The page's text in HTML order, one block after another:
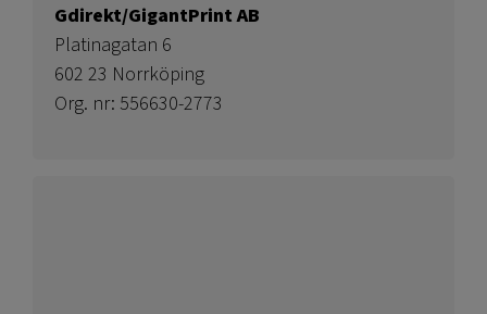
Gdirekt/GigantPrint AB
Platinagatan 6
602 23 Norrköping
Org. nr: 556630-2773